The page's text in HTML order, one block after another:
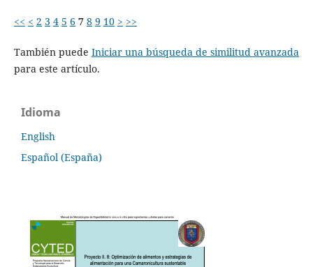
<< < 2 3 4 5 6 7 8 9 10 > >>
También puede Iniciar una búsqueda de similitud avanzada
para este artículo.
Idioma
English
Español (España)